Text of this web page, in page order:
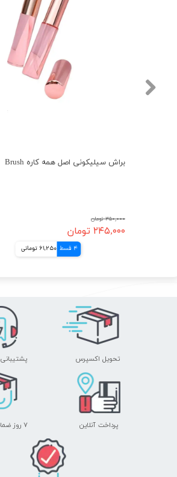
براش سیلیکونی اصل همه کاره Brush
۳۵۰,۰۰۰ تومان
۲۴۵,۰۰۰ تومان
4 قسط 61,250 تومانی
تحویل اکسپرس پشتیبانی ۲۴ ساعته
پرداخت آنلاین ۷ روز ضمانت بازگشت